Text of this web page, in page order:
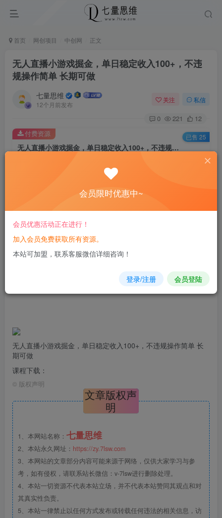
首页 网创项目 中创网 正文
无人直播小游戏掘金，单日稳定收入100+，不违
规操作简单 长期可做
七量思维
12个月前发布
关注 私信
0 221 12
无人直播小游戏掘金，单日稳定收入100+，不违规操作简单 长期可做
8.8
免费
您当前未登录！建议登陆后购买，可保存购买订单
付费资源 已售 25
无人直播小游戏掘金，单日稳定收入100+，不违规操作简单 长
期可做
课程下载：
© 版权声明
文章版权声
明
1、本网站名称： 七量思维
2、本站永久网址： https://zy.7lsw.com
3、本网站的文章部分内容可能来源于网络，仅供大家学习与参
考，如有侵权，请联系站长微信：v-7lsw进行删除处理。
4、本站一切资源不代表本站立场，并不代表本站赞同其观点和对
其真实性负责。
5、本站一律禁止以任何方式发布或转载任何违法的相关信息，访
会员限时优惠中~
会员优惠活动正在进行！
加入会员免费获取所有资源。
本站可加盟，联系客服微信详细咨询！
登录/注册 会员登陆